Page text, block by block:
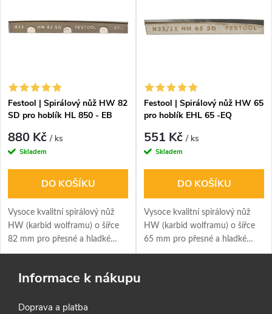
Festool | Spirálový nůž HW 82
SD pro hoblík HL 850 - EB
880 Kč/ ks
Skladem
DO KOŠÍKU
Vysoce kvalitní spirálový nůž
HW (karbid wolframu) o šířce
82 mm pro přesné a hladké
hoblování. Pro hoblík Festool
HK 82 SD. Odolný proti
ostrým břitem.
Festool | Spirálový nůž HW 65
pro hoblík EHL 65 -EQ
551 Kč/ ks
Skladem
DO KOŠÍKU
Vysoce kvalitní spirálový nůž
HW (karbid wolframu) o šířce
65 mm pro přesné a hladké
hoblování. Pro hoblík Festool
Informace k nákupu
Doprava a platba